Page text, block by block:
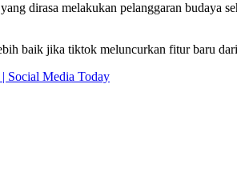
yang dirasa melakukan pelanggaran budaya
baik jika tiktok meluncurkan fitur baru
Social Media Today